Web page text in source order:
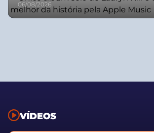
06/08/2026
VÍDEOS